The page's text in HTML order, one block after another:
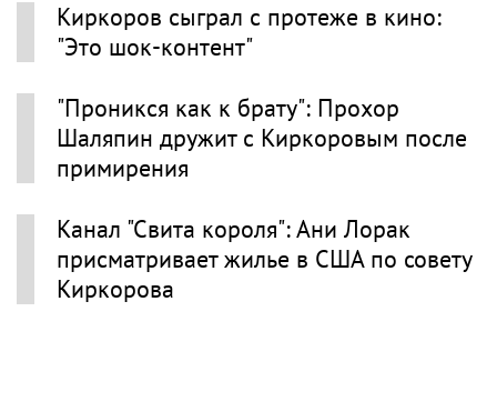
Киркоров сыграл с протеже в кино:
"Это шок-контент"
"Проникся как к брату": Прохор
Шаляпин дружит с Киркоровым после
примирения
Канал "Свита короля": Ани Лорак
присматривает жилье в США по совету
Киркорова